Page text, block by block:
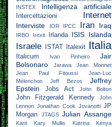
INSTEX
Intelligenza artificiale
Intercettazioni Internet
Interviste IOR IPCC Iran Iraq
IRBO Irexit Irlanda ISIS Islanda
Israele ISTAT Italexit Italia
Italicum Ivan Pinheiro
Jair
Bolsonaro
Jarawa
Jean Monnet
Jean Paul Fitoussi
Jean-Luc
Mélenchon
Jeff Bezos
Jeffrey
Epstein
Jobs Act John Bolton
John Fitzgerald Kennedy
John
Lennon Jonathan Cook Jovanotti JP
Morgan
JTAGS Julian Assange
Kant Kary Mullis Katrina Kenya